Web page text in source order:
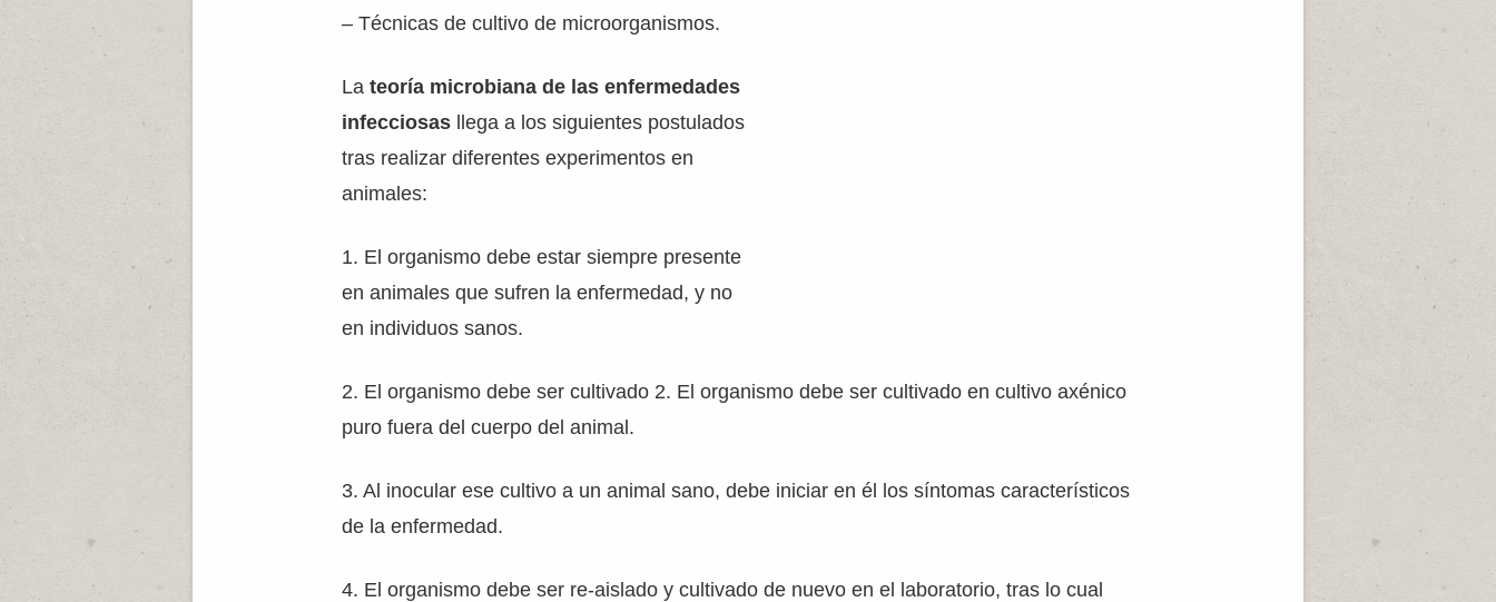
– Técnicas de cultivo de microorganismos.
Lateoría microbiana de las enfermedades
infecciosas llega a los siguientes postulados
tras realizar diferentes experimentos en
animales:
1. El organismo debe estar siempre presente
en animales que sufren la enfermedad, y no
en individuos sanos.
2. El organismo debe ser cultivado 2. El organismo debe ser cultivado en cultivo axénico
puro fuera del cuerpo del animal.
3. Al inocular ese cultivo a un animal sano, debe iniciar en él los síntomas característicos
de la enfermedad.
4. El organismo debe ser re-aislado y cultivado de nuevo en el laboratorio, tras lo cual